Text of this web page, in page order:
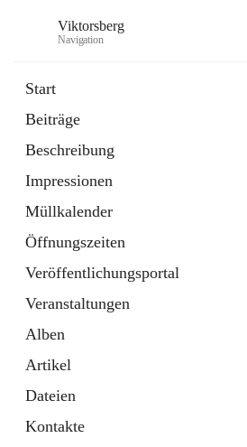
Viktorsberg
Navigation
Start
Beiträge
Beschreibung
Impressionen
Müllkalender
Öffnungszeiten
Veröffentlichungsportal
Veranstaltungen
Alben
Artikel
Dateien
Kontakte
1 Schnellzugriff
Bürgerservice
10 Schnellzugriffe